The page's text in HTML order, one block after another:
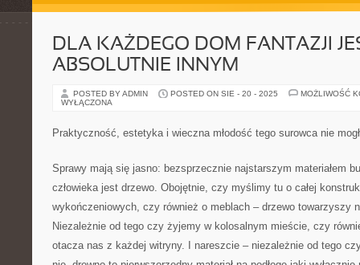
DLA KAŻDEGO DOM FANTAZJI
ABSOLUTNIE INNYM
POSTED BY ADMIN POSTED ON SIE - 20 - 2025
MOŻLIWOŚĆ
WYŁĄCZONA
Praktyczność, estetyka i wieczna młodość tego surowca nie
Sprawy mają się jasno: bezsprzecznie najstarszym materiałem
człowieka jest drzewo. Obojętnie, czy myślimy tu o całej
wykończeniowych, czy również o meblach – drzewo towarzyszy
Niezależnie od tego czy żyjemy w kolosalnym mieście, czy
otacza nas z każdej witryny. I nareszcie – niezależnie od tego